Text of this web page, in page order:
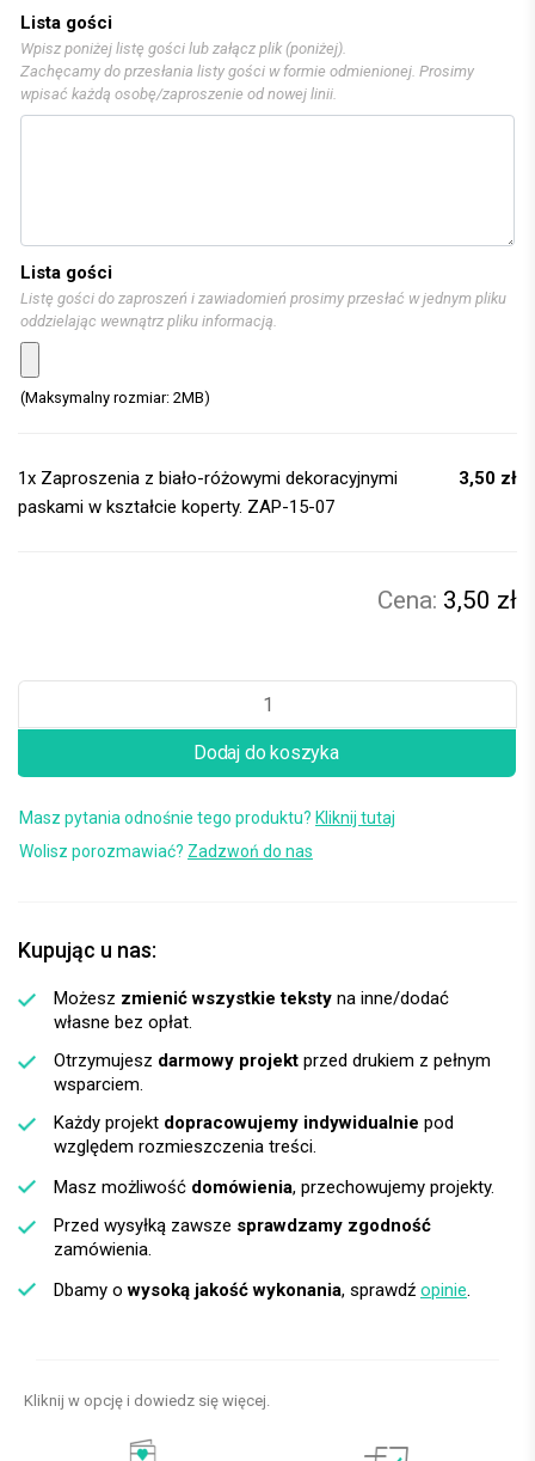
Lista gości
Wpisz poniżej listę gości lub załącz plik (poniżej).
Zachęcamy do przesłania listy gości w formie odmienionej. Prosimy
wpisać każdą osobę/zaproszenie od nowej linii.
Lista gości
Listę gości do zaproszeń i zawiadomień prosimy przesłać w jednym pliku
oddzielając wewnątrz pliku informacją.
(Maksymalny rozmiar: 2MB)
1x Zaproszenia z biało-różowymi dekoracyjnymi
paskami w kształcie koperty. ZAP-15-07
3,50 zł
3,50 zł
Dodaj do koszyka
Masz pytania odnośnie tego produktu? Kliknij tutaj
Wolisz porozmawiać? Zadzwoń do nas
Kupując u nas:
Możesz zmienić wszystkie teksty na inne/dodać
własne bez opłat.
Otrzymujesz darmowy projekt przed drukiem z pełnym
wsparciem.
Każdy projekt dopracowujemy indywidualnie pod
względem rozmieszczenia treści.
Masz możliwość domówienia, przechowujemy projekty.
Przed wysyłką zawsze sprawdzamy zgodność
zamówienia.
Dbamy owysoką jakość wykonania, sprawdź opinie.
Kliknij w opcję i dowiedz się więcej.